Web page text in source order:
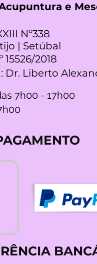
e
Nº338
| Setúbal
15526/2018
Dr. Liberto
7h00 - 17h00